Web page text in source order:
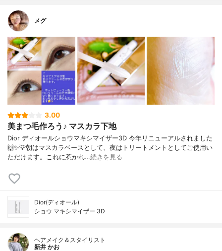
メグ
3.00
美まつ毛作ろう♪ マスカラ下地
Dior ディオールショウマキシマイザー3D 今年リニューアルされました
🙌✨💡朝はマスカラベースとして、夜はトリートメントとしてご使用い
ただけます。これに惹かれ…続きを見る
Dior(ディオール)
ショウ マキシマイザー 3D
ヘアメイク＆スタイリスト
新井 かお